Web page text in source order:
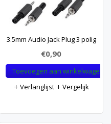
3.5mm Audio Jack Plug 3 polig
€0,90
Toevoegen aan winkelwagen
Verlanglijst
Vergelijk